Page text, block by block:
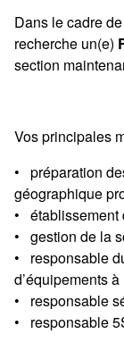
Dans le cadre
recherche un(e)
section
Vos principales
• préparation
géographique
• établissement
• gestion de la
• responsable
d’équipements à
• responsable
• responsable